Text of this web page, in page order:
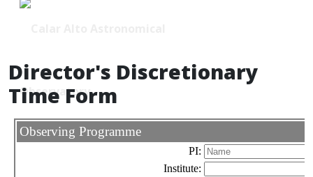
Director's Discretionary
Time Form